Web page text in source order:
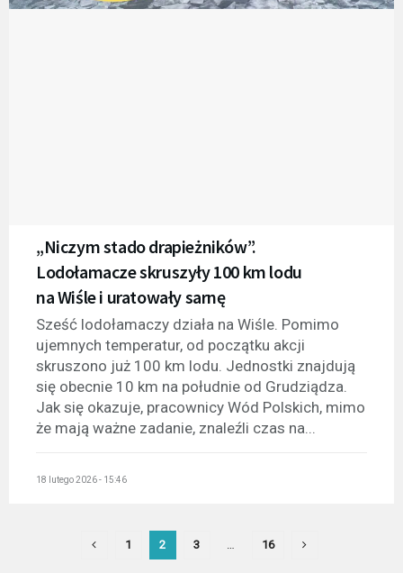
„Niczym stado drapieżników”.
Lodołamacze skruszyły 100 km lodu
na Wiśle i uratowały sarnę
Sześć lodołamaczy działa na Wiśle. Pomimo
ujemnych temperatur, od początku akcji
skruszono już 100 km lodu. Jednostki znajdują
się obecnie 10 km na południe od Grudziądza.
Jak się okazuje, pracownicy Wód Polskich, mimo
że mają ważne zadanie, znaleźli czas na...
18 lutego 2026 - 15:46
1 2 3 16